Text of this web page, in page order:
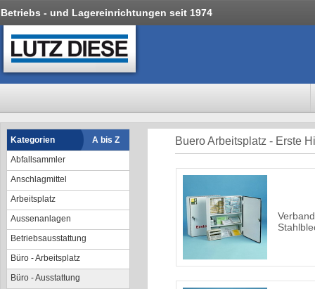
Betriebs - und Lagereinrichtungen seit 1974
Kategorien
A bis Z
Abfallsammler
Anschlagmittel
Arbeitsplatz
Aussenanlagen
Betriebsausstattung
Büro - Arbeitsplatz
Büro - Ausstattung
Buero Arbeitsplatz - Erste